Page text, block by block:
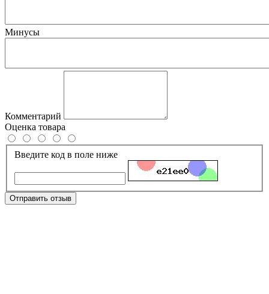
Минусы
Комментарий
Оценка товара
Введите код в поле ниже
Отправить отзыв